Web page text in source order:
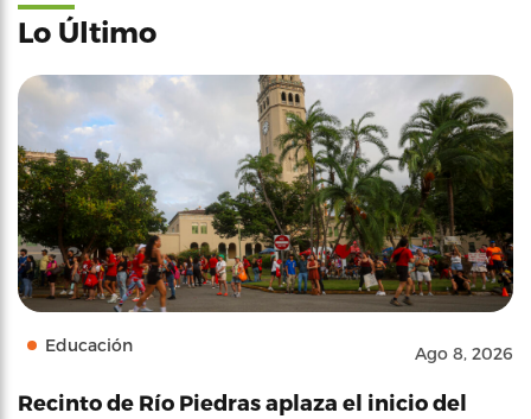
Lo Último
Educación Ago 8, 2026
Recinto de Río Piedras aplaza el inicio del